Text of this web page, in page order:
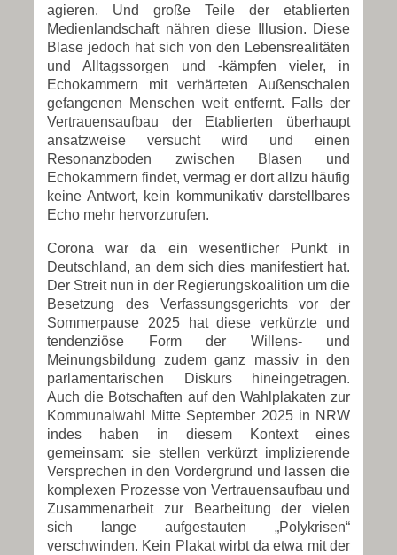
agieren. Und große Teile der etablierten
Medienlandschaft nähren diese Illusion. Diese
Blase jedoch hat sich von den Lebensrealitäten
und Alltagssorgen und -kämpfen vieler, in
Echokammern mit verhärteten Außenschalen
gefangenen Menschen weit entfernt. Falls der
Vertrauensaufbau der Etablierten überhaupt
ansatzweise versucht wird und einen
Resonanzboden zwischen Blasen und
Echokammern findet, vermag er dort allzu häufig
keine Antwort, kein kommunikativ darstellbares
Echo mehr hervorzurufen.
Corona war da ein wesentlicher Punkt in
Deutschland, an dem sich dies manifestiert hat.
Der Streit nun in der Regierungskoalition um die
Besetzung des Verfassungsgerichts vor der
Sommerpause 2025 hat diese verkürzte und
tendenziöse Form der Willens- und
Meinungsbildung zudem ganz massiv in den
parlamentarischen Diskurs hineingetragen.
Auch die Botschaften auf den Wahlplakaten zur
Kommunalwahl Mitte September 2025 in NRW
indes haben in diesem Kontext eines
gemeinsam: sie stellen verkürzt implizierende
Versprechen in den Vordergrund und lassen die
komplexen Prozesse von Vertrauensaufbau und
Zusammenarbeit zur Bearbeitung der vielen
sich lange aufgestauten „Polykrisen“
verschwinden. Kein Plakat wirbt da etwa mit der